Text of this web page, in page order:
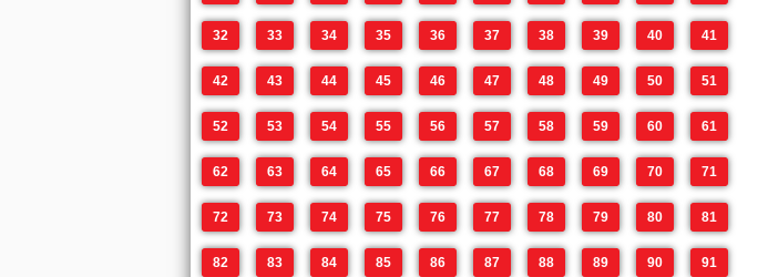
32 33 34 35 36 37 38 39 40 41
42 43 44 45 46 47 48 49 50 51
52 53 54 55 56 57 58 59 60 61
62 63 64 65 66 67 68 69 70 71
72 73 74 75 76 77 78 79 80 81
82 83 84 85 86 87 88 89 90 91